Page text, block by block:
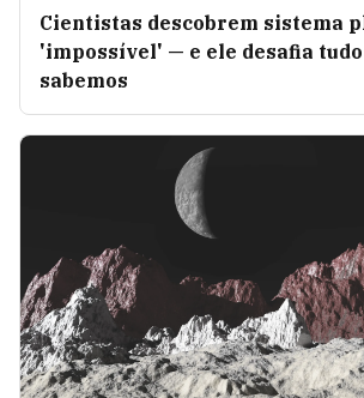
Cientistas descobrem sistema
'impossível' — e ele desafia tudo
sabemos